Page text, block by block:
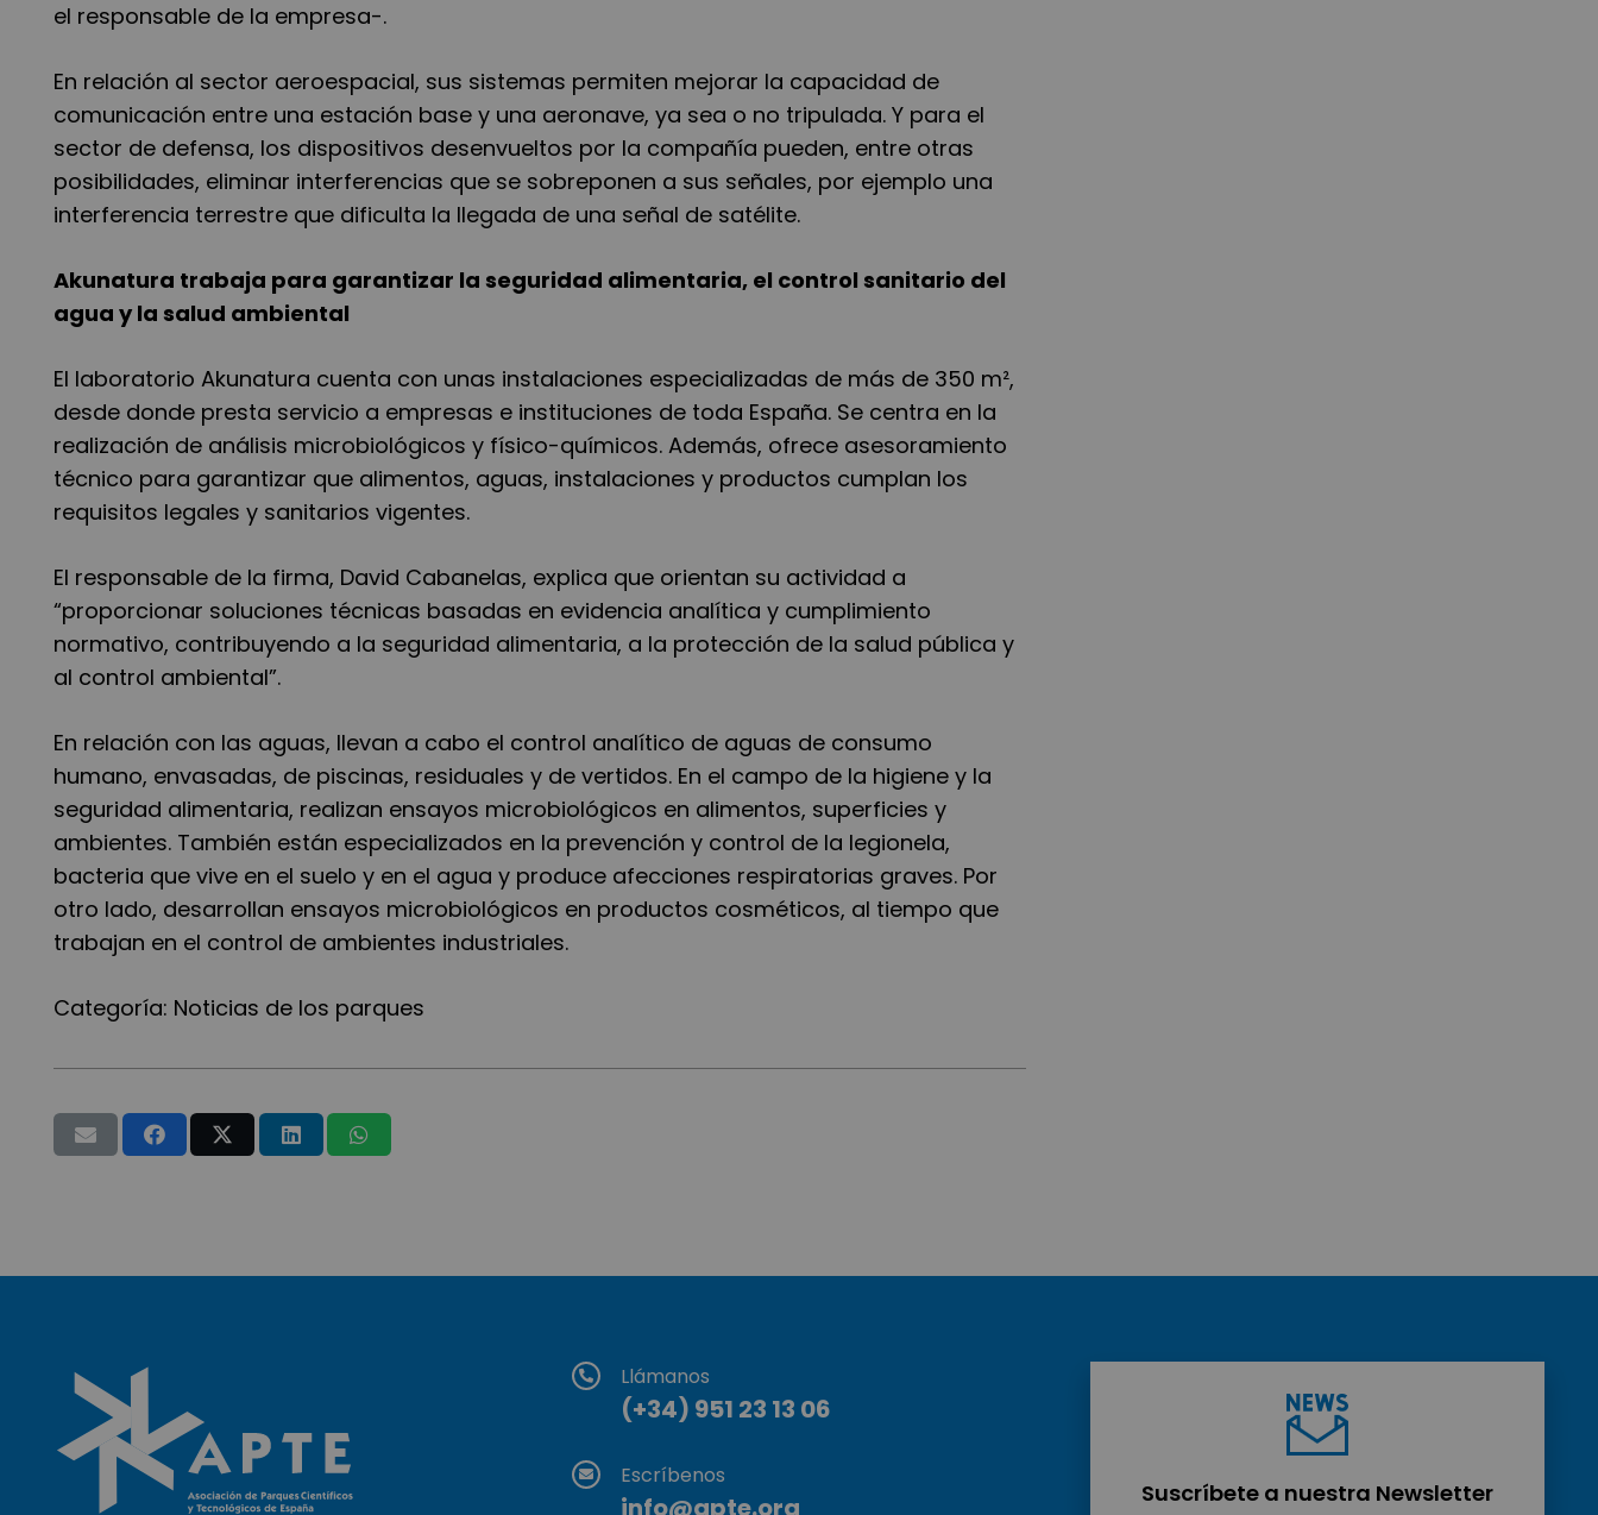
el responsable de la empresa-.
En relación al sector aeroespacial, sus sistemas permiten mejorar la capacidad de
comunicación entre una estación base y una aeronave, ya sea o no tripulada. Y para el
sector de defensa, los dispositivos desenvueltos por la compañía pueden, entre otras
posibilidades, eliminar interferencias que se sobreponen a sus señales, por ejemplo una
interferencia terrestre que dificulta la llegada de una señal de satélite.
Akunatura trabaja para garantizar la seguridad alimentaria, el control sanitario del
agua y la salud ambiental
El laboratorio Akunatura cuenta con unas instalaciones especializadas de más de 350 m²,
desde donde presta servicio a empresas e instituciones de toda España. Se centra en la
realización de análisis microbiológicos y físico-químicos. Además, ofrece asesoramiento
técnico para garantizar que alimentos, aguas, instalaciones y productos cumplan los
requisitos legales y sanitarios vigentes.
El responsable de la firma, David Cabanelas, explica que orientan su actividad a
“proporcionar soluciones técnicas basadas en evidencia analítica y cumplimiento
normativo, contribuyendo a la seguridad alimentaria, a la protección de la salud pública y
al control ambiental”.
En relación con las aguas, llevan a cabo el control analítico de aguas de consumo
humano, envasadas, de piscinas, residuales y de vertidos. En el campo de la higiene y la
seguridad alimentaria, realizan ensayos microbiológicos en alimentos, superficies y
ambientes. También están especializados en la prevención y control de la legionela,
bacteria que vive en el suelo y en el agua y produce afecciones respiratorias graves. Por
otro lado, desarrollan ensayos microbiológicos en productos cosméticos, al tiempo que
trabajan en el control de ambientes industriales.
Categoría: Noticias de los parques
Llámanos
(+34) 951 23 13 06
Escríbenos
info@apte.org Suscríbete a nuestra Newsletter